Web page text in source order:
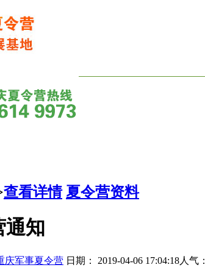
查看详情 夏令营资料
通知
庆军事夏令营 日期： 2019-04-06 17:04:18人气：